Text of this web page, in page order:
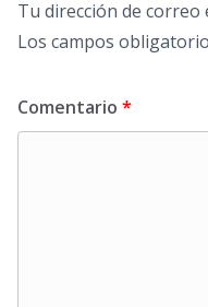
Tu dirección de correo
Los campos
Comentario *